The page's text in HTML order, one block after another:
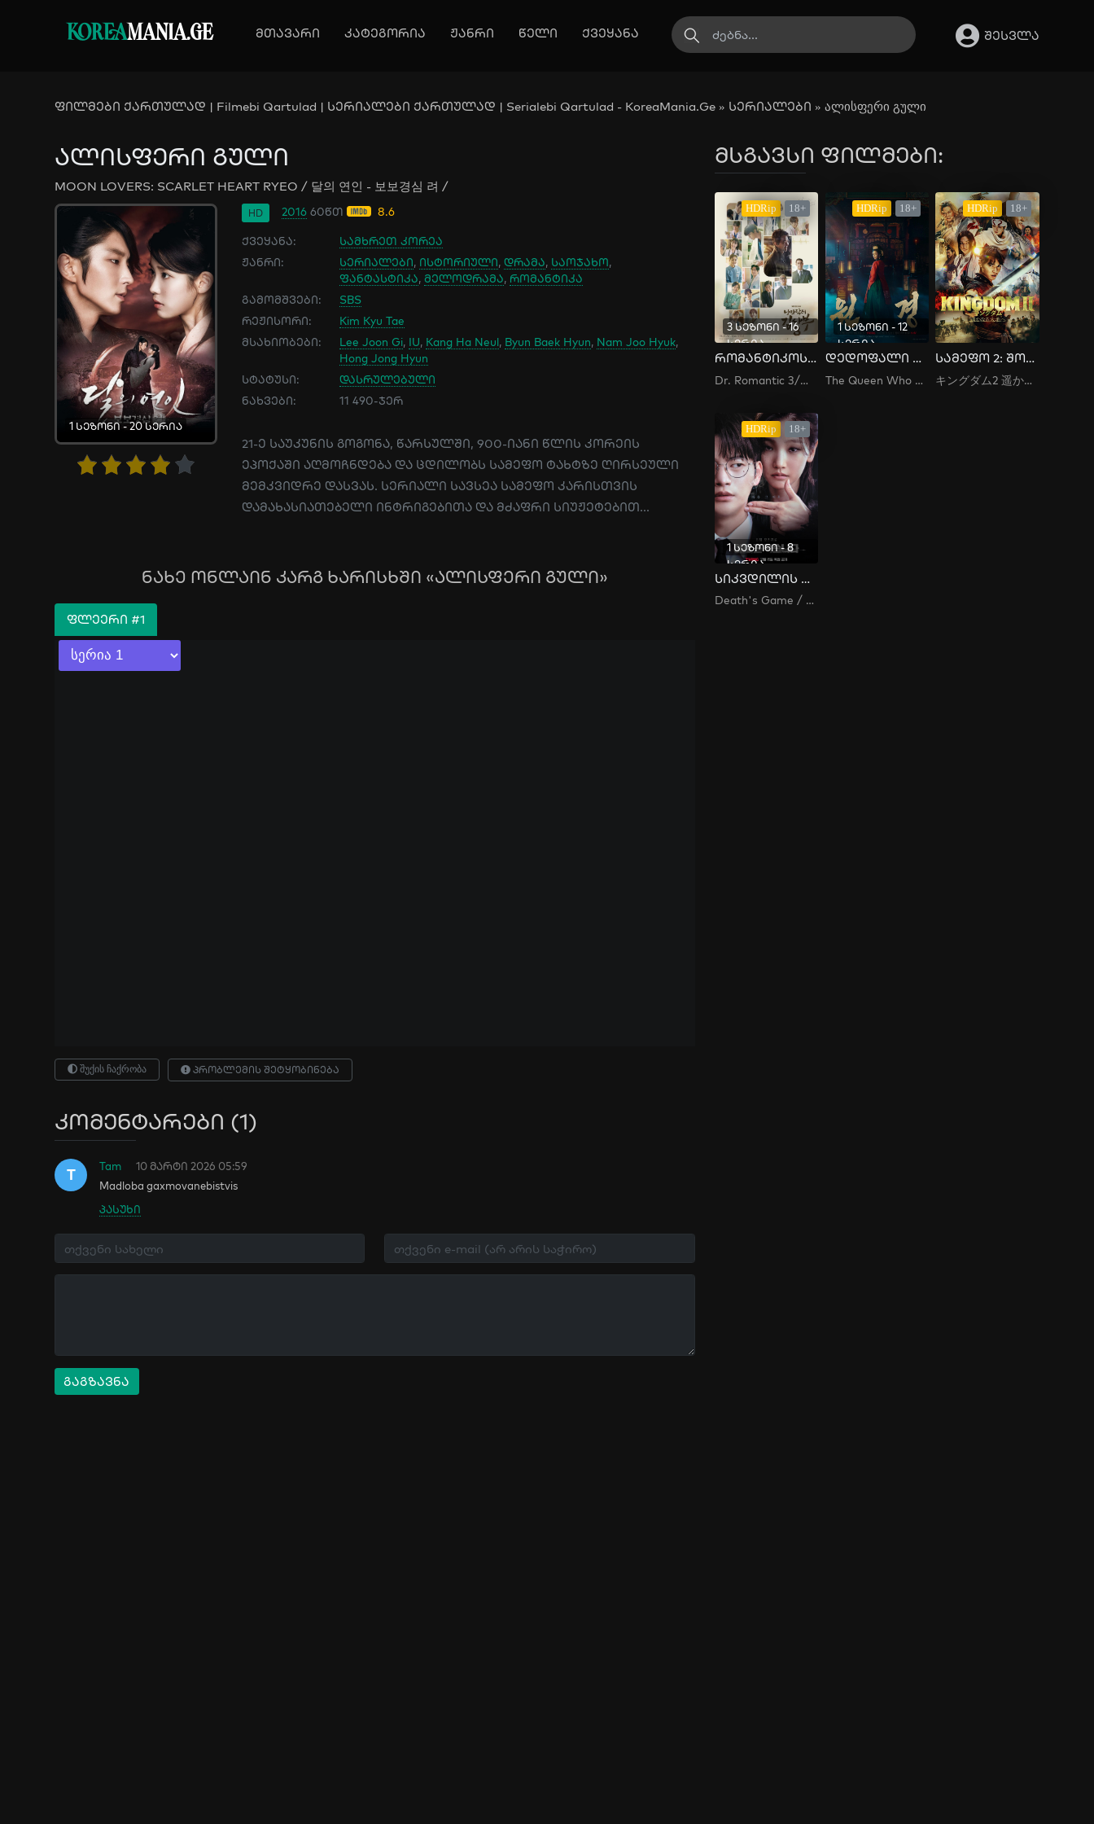
KOREAMANIA.GE მთავარი კატეგორია ჟანრი წელი ქვეყანა შესვლა
ფილმები ქართულად | Filmebi Qartulad | სერიალები ქართულად | Serialebi Qartulad - KoreaMania.Ge » სერიალები » ალისფერი გული
ალისფერი გული
MOON LOVERS: SCARLET HEART RYEO / 달의 연인 - 보보경심 려 /
1 სეზონი - 20 სერია
2016 60წთ
HD 8.6
ქვეყანა:
სამხრეთ კორეა
ჟანრი:
სერიალები, ისტორიული, დრამა, საოჯახო,
ფანტასტიკა, მელოდრამა, რომანტიკა
გამომშვები:
SBS
რეჟისორი:
Kim Kyu Tae
მსახიობები:
Lee Joon Gi, IU, Kang Ha Neul, Byun Baek Hyun, Nam Joo Hyuk,
Hong Jong Hyun
სტატუსი:
დასრულებული
ნახვები:
11 490-ჯერ
21-ე საუკუნის გოგონა, წარსულში, 900-იანი წლის კორეის
ეპოქაში აღმოჩნდება და ცდილობს სამეფო ტახტზე ღირსეული
მემკვიდრე დასვას. სერიალი სავსეა სამეფო კარისთვის
დამახასიათებელი ინტრიგებითა და მძაფრი სიუჟეტებით...
ნახე ონლაინ კარგ ხარისხში «ალისფერი გული»
ᲤᲚᲔᲔᲠᲘ #1
შუქის ჩაქრობა პრობლემის შეტყობინება
კომენტარები (1)
T Tam
10 მარტი 2026 05:59
Madloba gaxmovanebistvis
პასუხი
გაგზავნა
მსგავსი ფილმები:
HDRip 18+
3 სეზონი - 16
სერია
რომანტიკოსი ექიმი (სეზონი 3)
Dr. Romantic 3/낭만닥터 김사부3/ Romantic Doctor Kim 3
HDRip 18+
1 სეზონი - 12
სერია
დედოფალი ვონ გიონი
The Queen Who Crowns / 원경
HDRip 18+
სამეფო 2: შორეულ ქვეყანაში
キングダム2 遥かなる大地へ / Kingdom 2: Far and Away
HDRip 18+
1 სეზონი - 8
სერია
სიკვდილის თამაში
Death's Game / 이재, 곧 죽습니다